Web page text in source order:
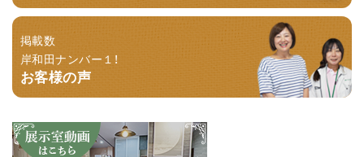
掲載数
岸和田ナンバー１！
お客様の声